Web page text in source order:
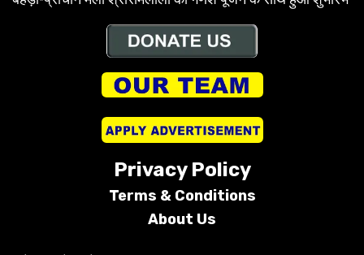
Privacy Policy
Terms & Conditions
About Us